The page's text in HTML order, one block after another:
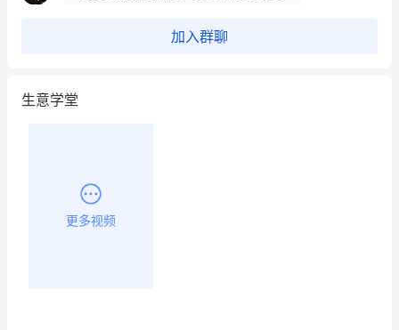
加入群聊
生意学堂
更多视频